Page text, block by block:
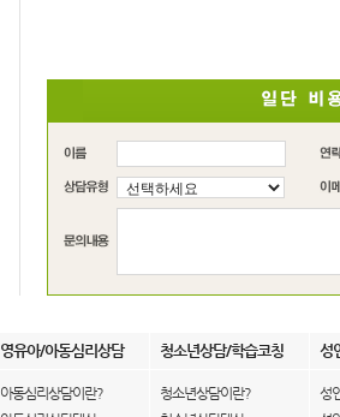
영유아/아동심리상담 청소년상담/학습코칭 성
아동심리상담이란?
청소년상담이란?
성